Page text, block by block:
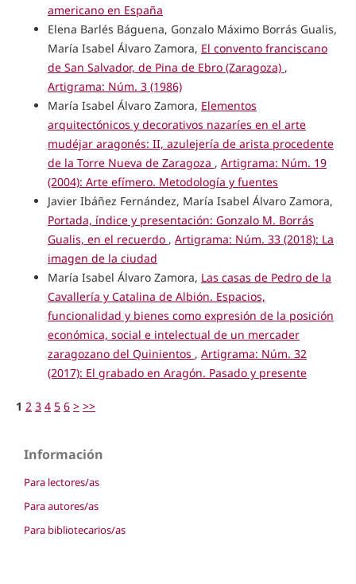
americano en España
Elena Barlés Báguena, Gonzalo Máximo Borrás Gualis,
María Isabel Álvaro Zamora, El convento franciscano
de San Salvador, de Pina de Ebro (Zaragoza) ,
Artigrama: Núm. 3 (1986)
María Isabel Álvaro Zamora, Elementos
arquitectónicos y decorativos nazaríes en el arte
mudéjar aragonés: II, azulejería de arista procedente
de la Torre Nueva de Zaragoza , Artigrama: Núm. 19
(2004): Arte efímero. Metodología y fuentes
Javier Ibáñez Fernández, María Isabel Álvaro Zamora,
Portada, índice y presentación: Gonzalo M. Borrás
Gualis, en el recuerdo , Artigrama: Núm. 33 (2018): La
imagen de la ciudad
María Isabel Álvaro Zamora, Las casas de Pedro de la
Cavallería y Catalina de Albión. Espacios,
funcionalidad y bienes como expresión de la posición
económica, social e intelectual de un mercader
zaragozano del Quinientos , Artigrama: Núm. 32
(2017): El grabado en Aragón. Pasado y presente
1 2 3 4 5 6 > >>
Información
Para lectores/as
Para autores/as
Para bibliotecarios/as